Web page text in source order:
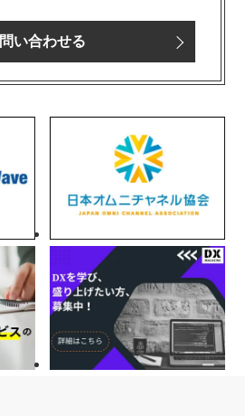
問い合わせる